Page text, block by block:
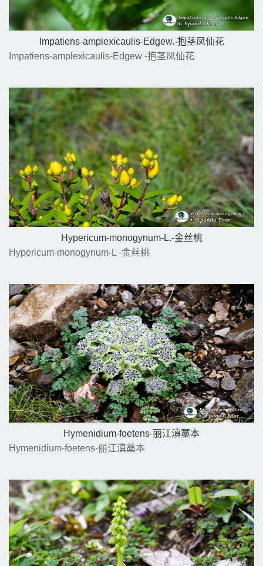
Impatiens-amplexicaulis-Edgew.-抱茎凤仙花
Impatiens-amplexicaulis-Edgew -抱茎凤仙花
Hypericum-monogynum-L.-金丝桃
Hypericum-monogynum-L -金丝桃
Hymenidium-foetens-丽江滇藁本
Hymenidium-foetens-丽江滇藁本